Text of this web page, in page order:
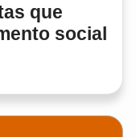
que
social